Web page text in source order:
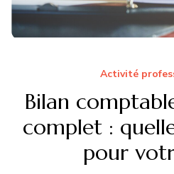
Activité
Bilan
complet :
pour